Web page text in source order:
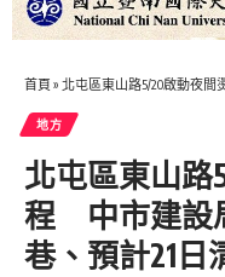
首頁 » 北屯區東山路5/20啟動夜間燙平
地方
北屯區東山路
程 中市建設
巷、預計21日